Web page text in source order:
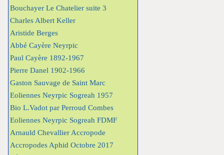
Bouchayer Le Chatelier suite 3
Charles Albert Keller
Aristide Berges
Abbé Cayère Neyrpic
Paul Cayère 1892-1967
Pierre Danel 1902-1966
Gaston Sauvage de Saint Marc
Eoliennes Neyrpic Sogreah 1957
Bio L.Vadot par Perroud Combes
Eoliennes Neyrpic Sogreah FDMF
Arnauld Chevallier Accropode
Accropodes Aphid Octobre 2017